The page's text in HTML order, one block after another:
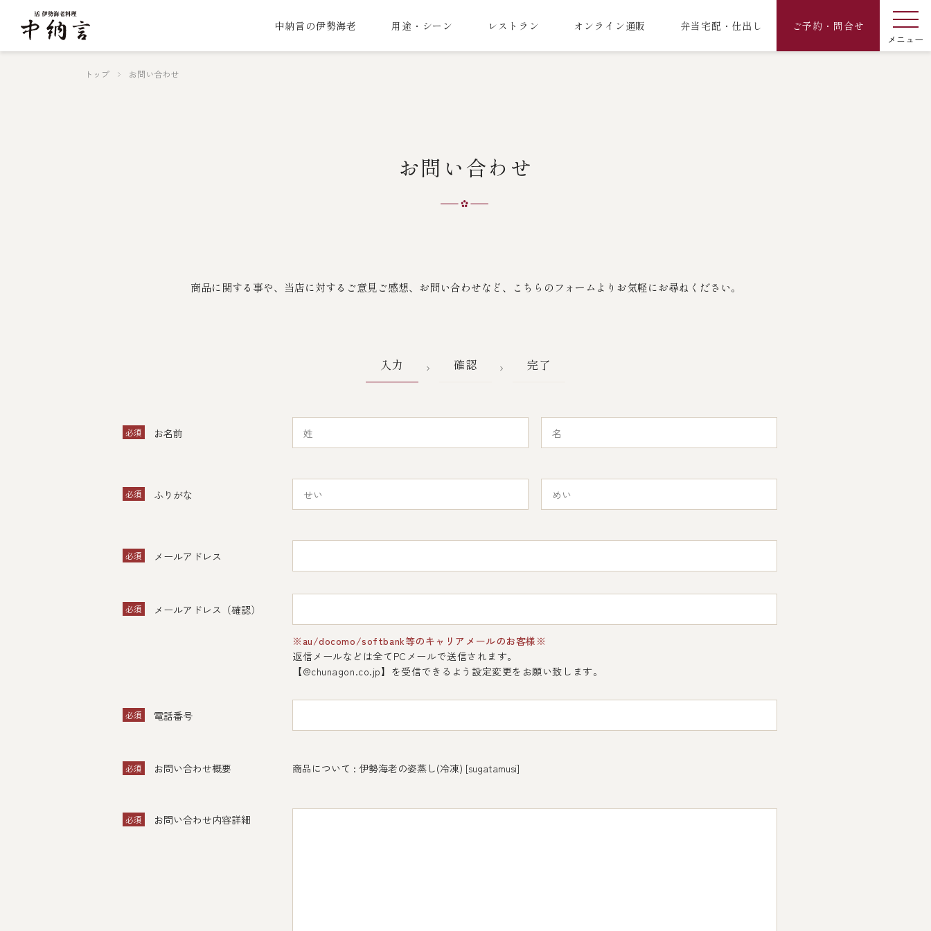
中納言の伊勢海老 用途・シーン レストラン オンライン通販 弁当宅配・仕出し ご予約・問合せ
トップ お問い合わせ
お問い合わせ
商品に関する事や、当店に対するご意見ご感想、お問い合わせなど、こちらのフォームよりお気軽にお尋ねください。
入力 確認 完了
必須 お名前
必須 ふりがな
必須 メールアドレス
必須 メールアドレス（確認）
※au/docomo/softbank等のキャリアメールのお客様※
返信メールなどは全てPCメールで送信されます。
【@chunagon.co.jp】を受信できるよう設定変更をお願い致します。
必須 電話番号
必須 お問い合わせ概要 商品について : 伊勢海老の姿蒸し(冷凍) [sugatamusi]
必須 お問い合わせ内容詳細